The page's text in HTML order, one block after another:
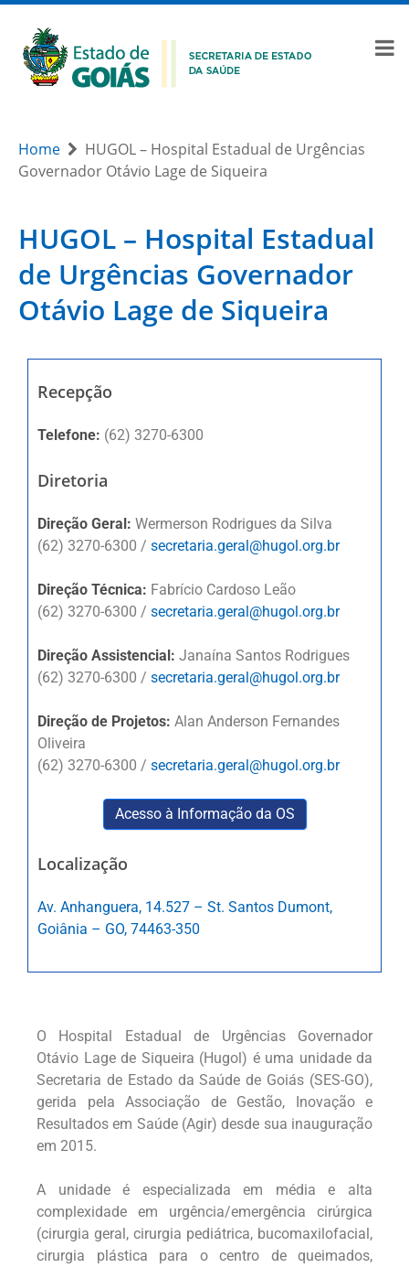
Home
HUGOL – Hospital Estadual de Urgências
Governador Otávio Lage de Siqueira
HUGOL – Hospital Estadual
de Urgências Governador
Otávio Lage de Siqueira
Recepção
Telefone: (62) 3270-6300
Diretoria
Direção Geral: Wermerson Rodrigues da Silva
(62) 3270-6300 / secretaria.geral@hugol.org.br
Direção Técnica: Fabrício Cardoso Leão
(62) 3270-6300 / secretaria.geral@hugol.org.br
Direção Assistencial: Janaína Santos Rodrigues
(62) 3270-6300 / secretaria.geral@hugol.org.br
Direção de Projetos: Alan Anderson Fernandes
Oliveira
(62) 3270-6300 / secretaria.geral@hugol.org.br
Acesso à Informação da OS
Localização
Av. Anhanguera, 14.527 – St. Santos Dumont,
Goiânia – GO, 74463-350
O Hospital Estadual de Urgências Governador
Otávio Lage de Siqueira (Hugol) é uma unidade da
Secretaria de Estado da Saúde de Goiás (SES-GO),
gerida pela Associação de Gestão, Inovação e
Resultados em Saúde (Agir) desde sua inauguração
em 2015.
A unidade é especializada em média e alta
complexidade em urgência/emergência cirúrgica
(cirurgia geral, cirurgia pediátrica, bucomaxilofacial,
cirurgia plástica para o centro de queimados,